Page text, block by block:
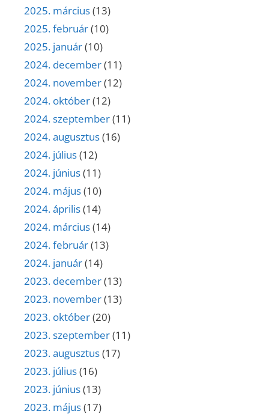
2025. március(13)
2025. február(10)
2025. január(10)
2024. december(11)
2024. november(12)
2024. október(12)
2024. szeptember(11)
2024. augusztus(16)
2024. július(12)
2024. június(11)
2024. május(10)
2024. április(14)
2024. március(14)
2024. február(13)
2024. január(14)
2023. december(13)
2023. november(13)
2023. október(20)
2023. szeptember(11)
2023. augusztus(17)
2023. július(16)
2023. június(13)
2023. május(17)